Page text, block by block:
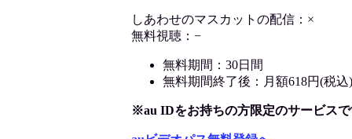
しあわせのマスカットの配信：×
無料視聴：−
無料期間：30日間
無料期間終了後：月額618円(税込)
※au IDをお持ちの方限定のサービス